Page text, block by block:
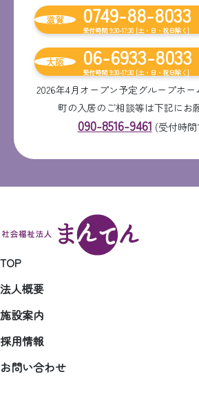
滋賀 0749-88-8033
受付時間 9:30-17:30 [土・日・祝日除く]
大阪 06-6933-8033
受付時間 9:30-17:30 [土・日・祝日除く]
2026年4月オープン予定グループホ
町の入居のご相談等は下記にお
090-8516-9461 (受付時間
TOP
法人概要
施設案内
採用情報
お問い合わせ